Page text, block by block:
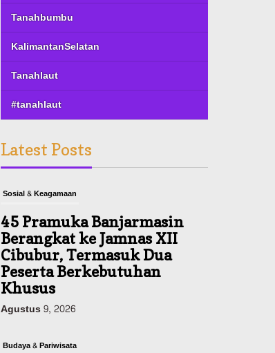
Tanahbumbu
KalimantanSelatan
Tanahlaut
#tanahlaut
Latest Posts
Sosial & Keagamaan
45 Pramuka Banjarmasin
Berangkat ke Jamnas XII
Cibubur, Termasuk Dua
Peserta Berkebutuhan
Khusus
Agustus 9, 2026
Budaya & Pariwisata